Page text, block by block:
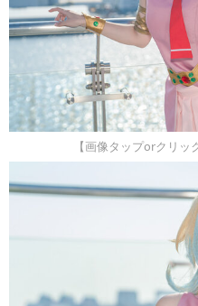
【画像タップorクリッ